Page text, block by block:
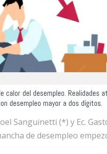
calor del desempleo. Realidades
desempleo mayor a dos dígitos.
Sanguinetti (*) y Ec.
de desempleo